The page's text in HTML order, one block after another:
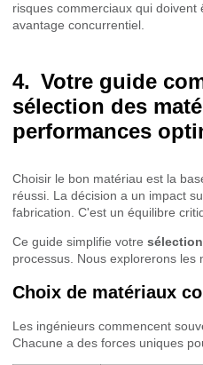
risques commerciaux qui
avantage concurrentiel.
Votre guide
sélection des
performances
Choisir le bon matériau est la
réussi. La décision a un impact
fabrication. C'est un équilibre
Ce guide simplifie votre
processus. Nous explorerons les
Choix de matériaux
Les ingénieurs commencent
Chacune a des forces uniques